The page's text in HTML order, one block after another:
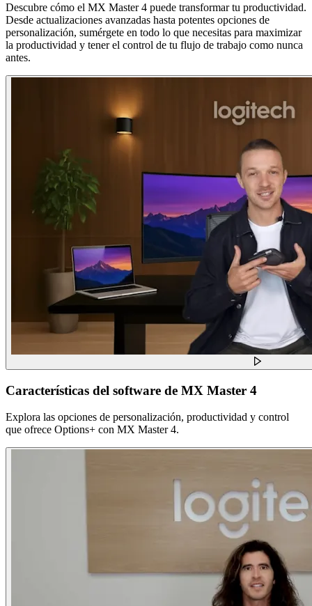
Descubre cómo el MX Master 4 puede transformar tu productividad.
Desde actualizaciones avanzadas hasta potentes opciones de
personalización, sumérgete en todo lo que necesitas para maximizar
la productividad y tener el control de tu flujo de trabajo como nunca
antes.
Características del software de MX Master 4
Explora las opciones de personalización, productividad y control
que ofrece Options+ con MX Master 4.